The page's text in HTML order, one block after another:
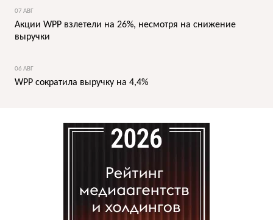
07 АВГ
Акции WPP взлетели на 26%, несмотря на снижение
выручки
06 АВГ
WPP сократила выручку на 4,4%